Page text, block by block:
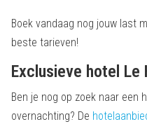
Boek vandaag nog jouw last
beste tarieven!
Exclusieve hotel Le
Ben je nog op zoek naar een
overnachting? De